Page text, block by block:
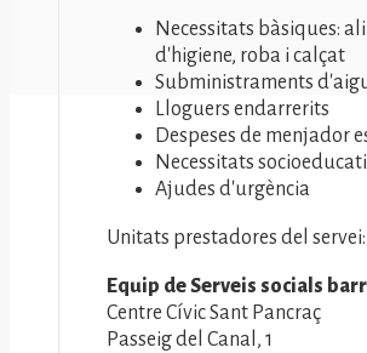
Necessitats bàsiques:
d'higiene, roba i calçat
Subministraments
Lloguers endarrerits
Despeses de menjador
Necessitats
Ajudes d'urgència
Unitats prestadores del servei:
Equip de Serveis socials
Centre Cívic Sant Pancraç
Passeig del Canal, 1